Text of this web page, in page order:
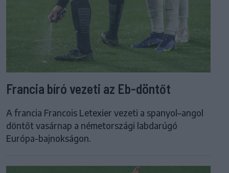
Francia bíró vezeti az Eb-döntőt
A francia Francois Letexier vezeti a spanyol–angol
döntőt vasárnap a németországi labdarúgó
Európa-bajnokságon.